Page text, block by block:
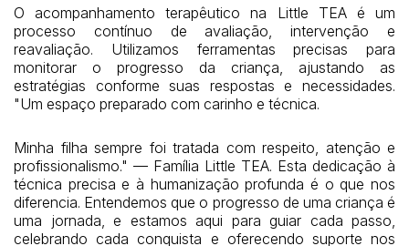
O acompanhamento terapêutico na Little TEA é um
processo contínuo de avaliação, intervenção e
reavaliação. Utilizamos ferramentas precisas para
monitorar o progresso da criança, ajustando as
estratégias conforme suas respostas e necessidades.
"Um espaço preparado com carinho e técnica.
Minha filha sempre foi tratada com respeito, atenção e
profissionalismo." — Família Little TEA. Esta dedicação à
técnica precisa e à humanização profunda é o que nos
diferencia. Entendemos que o progresso de uma criança é
uma jornada, e estamos aqui para guiar cada passo,
celebrando cada conquista e oferecendo suporte nos